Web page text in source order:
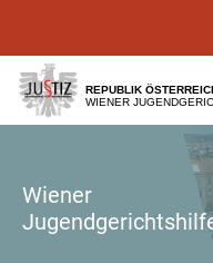
[1]
[2]
[3]
REPUBLIK
WIENER
Wiener